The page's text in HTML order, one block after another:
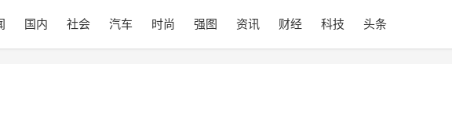
国内 社会 汽车 时尚 强图 资讯 财经 科技 头条